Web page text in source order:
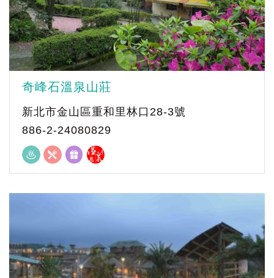
奇峰石溫泉山莊
新北市金山區重和里林口28-3號
886-2-24080829